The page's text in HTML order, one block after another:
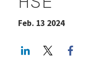
Feb. 13 2024
LinkedInTwitter